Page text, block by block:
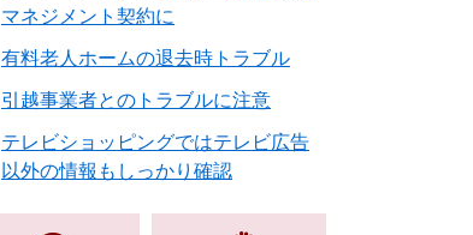
マネジメント契約に
有料老人ホームの退去時トラブル
引越事業者とのトラブルに注意
テレビショッピングではテレビ広告
以外の情報もしっかり確認